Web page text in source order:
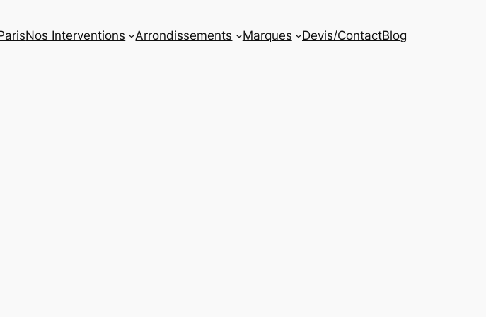
Nos Interventions Arrondissements Marques Devis/ContactBlog